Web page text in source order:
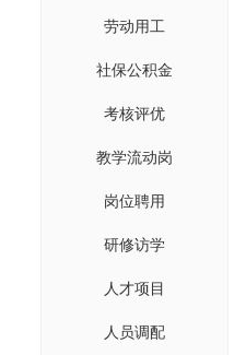
劳动用工
社保公积金
考核评优
教学流动岗
岗位聘用
研修访学
人才项目
人员调配